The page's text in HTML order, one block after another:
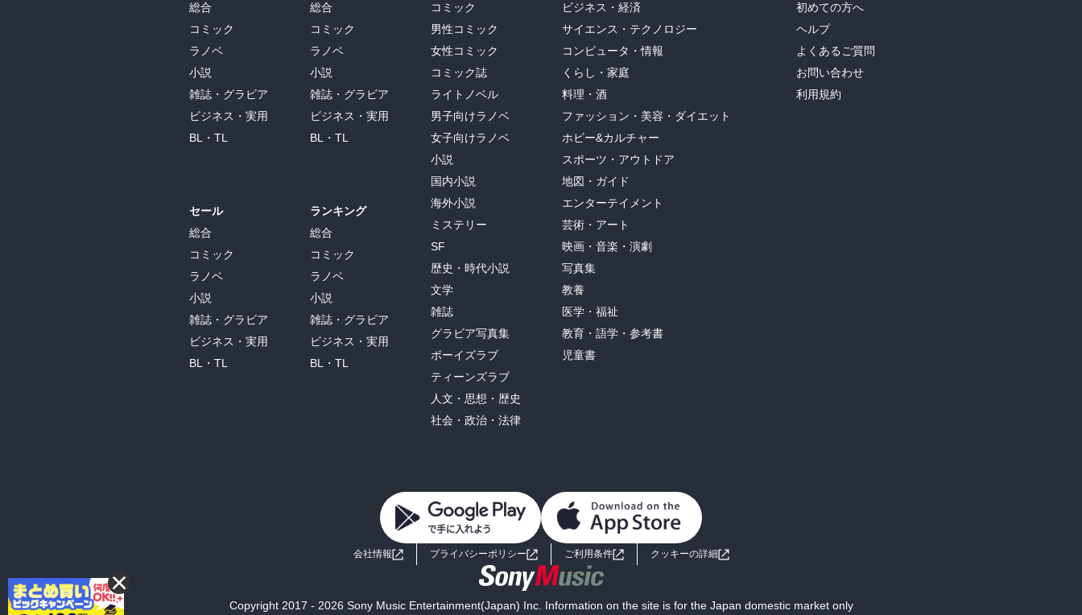
総合
コミック
ラノベ
小説
雑誌・グラビア
ビジネス・実用
BL・TL
セール
総合
コミック
ラノベ
小説
雑誌・グラビア
ビジネス・実用
BL・TL
総合
コミック
ラノベ
小説
雑誌・グラビア
ビジネス・実用
BL・TL
ランキング
総合
コミック
ラノベ
小説
雑誌・グラビア
ビジネス・実用
BL・TL
コミック
男性コミック
女性コミック
コミック誌
ライトノベル
男子向けラノベ
女子向けラノベ
小説
国内小説
海外小説
ミステリー
SF
歴史・時代小説
文学
雑誌
グラビア写真集
ボーイズラブ
ティーンズラブ
人文・思想・歴史
社会・政治・法律
ビジネス・経済
サイエンス・テクノロジー
コンピュータ・情報
くらし・家庭
料理・酒
ファッション・美容・ダイエット
ホビー&カルチャー
スポーツ・アウトドア
地図・ガイド
エンターテイメント
芸術・アート
映画・音楽・演劇
写真集
教養
医学・福祉
教育・語学・参考書
児童書
初めての方へ
ヘルプ
よくあるご質問
お問い合わせ
利用規約
会社情報 プライバシーポリシー ご利用条件 クッキーの詳細
Copyright 2017 - 2026 Sony Music Entertainment(Japan) Inc. Information on the site is for the Japan domestic market only